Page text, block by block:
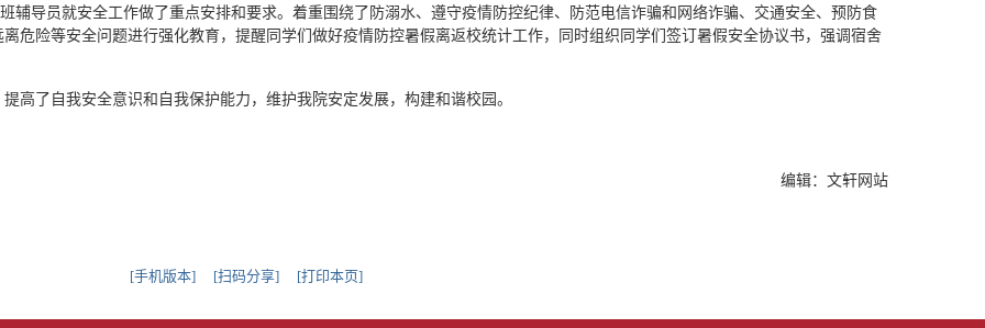
导员就安全工作做了重点安排和要求。着重围绕了防溺水、遵守疫情防控纪律、防范电信诈骗和网络诈骗、交通安全、预防食
危险等安全问题进行强化教育，提醒同学们做好疫情防控暑假离返校统计工作，同时组织同学们签订暑假安全协议书，强调宿舍
了自我安全意识和自我保护能力，维护我院安定发展，构建和谐校园。
编辑：文轩网站
[手机版本] [扫码分享] [打印本页]